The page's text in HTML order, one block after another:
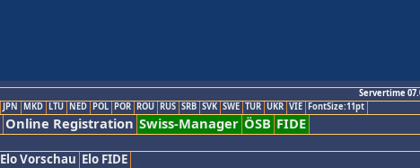
Servertime
JPN MKD LTU NED POL POR ROU RUS SRB SVK SWE TUR UKR VIE FontSize:11pt
Online Registration Swiss-Manager ÖSB FIDE
Elo Vorschau Elo FIDE